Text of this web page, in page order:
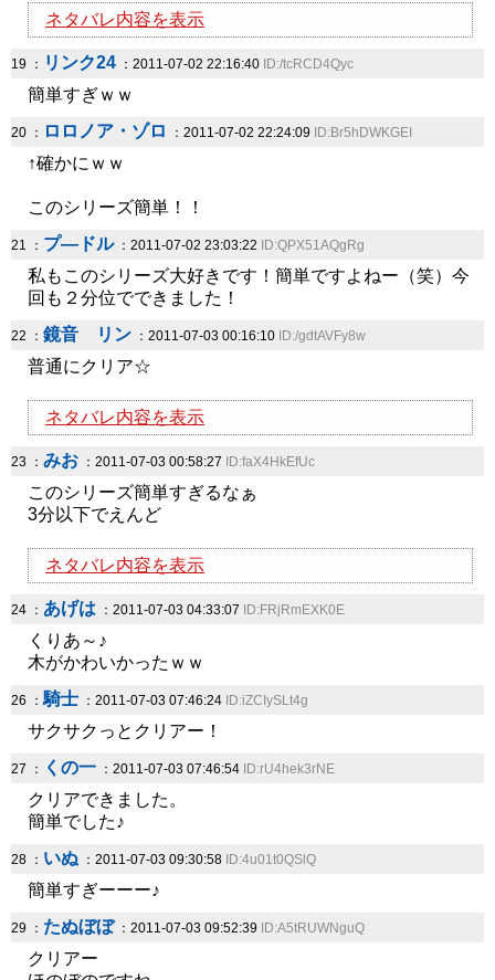
ネタバレ内容を表示
19 ： リンク24 ：2011-07-02 22:16:40 ID:/tcRCD4Qyc
簡単すぎｗｗ
20 ： ロロノア・ゾロ ：2011-07-02 22:24:09 ID:Br5hDWKGEI
↑確かにｗｗ
このシリーズ簡単！！
21 ： プ―ドル：2011-07-02 23:03:22 ID:QPX51AQgRg
私もこのシリーズ大好きです！簡単ですよねー（笑）今
回も２分位でできました！
22 ： 鏡音 リン ：2011-07-03 00:16:10 ID:/gdtAVFy8w
普通にクリア☆
ネタバレ内容を表示
23 ： みお ：2011-07-03 00:58:27 ID:faX4HkEfUc
このシリーズ簡単すぎるなぁ
3分以下でえんど
ネタバレ内容を表示
24 ： あげは ：2011-07-03 04:33:07 ID:FRjRmEXK0E
くりあ～♪
木がかわいかったｗｗ
26 ：騎士 ：2011-07-03 07:46:24 ID:iZCIySLt4g
サクサクっとクリアー！
27 ： くの一 ：2011-07-03 07:46:54 ID:rU4hek3rNE
クリアできました。
簡単でした♪
28 ： いぬ ：2011-07-03 09:30:58 ID:4u01t0QSlQ
簡単すぎーーー♪
29 ： たぬぼぼ ：2011-07-03 09:52:39 ID:A5tRUWNguQ
クリアー